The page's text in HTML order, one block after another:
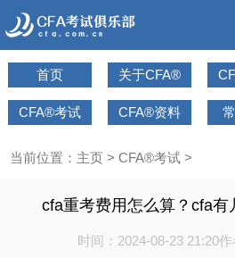
首页 关于CFA®
CFA®考试 CFA®资料
当前位置： 主页> CFA®考试>
cfa重考费用怎么算？cfa有
时间：2024-08-23 21:20作